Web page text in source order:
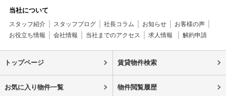
当社について
スタッフ紹介 スタッフブログ 社長コラム お知らせ
お客様の声
お役立ち情報
会社情報 当社までのアクセス 求人情報 解約申請
トップページ 賃貸物件検索
お気に入り物件一覧 物件閲覧履歴